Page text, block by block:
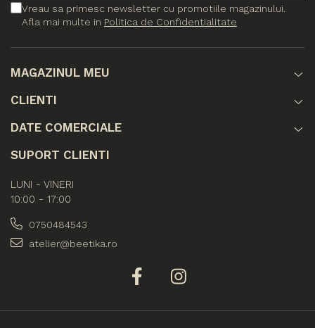
Vreau sa primesc newsletter cu promotiile magazinului.
Afla mai multe in Politica de Confidentialitate
MAGAZINUL MEU
CLIENTI
DATE COMERCIALE
SUPORT CLIENTI
LUNI - VINERI
10:00 - 17:00
0750484543
atelier@beetika.ro